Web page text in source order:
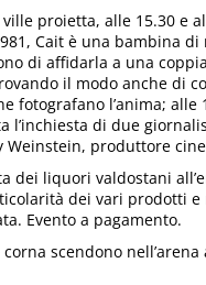
ville proietta, alle 15.30 e
Cait è una bambina
di affidarla a una
il modo anche di
fotografano l’anima;
l’inchiesta di due
Weinstein, produttore
dei liquori valdostani
dei vari prodotti
Evento a pagamento.
corna scendono